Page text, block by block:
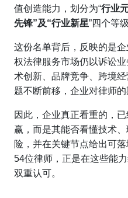
值创造能力，划分为“行业
先锋”及“行业新星”四个等级
这份名单背后，反映的是
权法律服务市场仍以诉讼
术创新、品牌竞争、跨境
题不断前移，企业对律师的
因此，企业真正看重的，
赢，而是其能否看懂技术
险，并在关键节点给出可
54位律师，正是在这些能
双重认可。